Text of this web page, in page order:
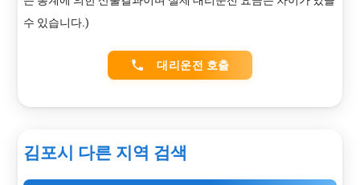
수 있습니다.)
phone 대리운전 호출
김포시 다른 지역 검색